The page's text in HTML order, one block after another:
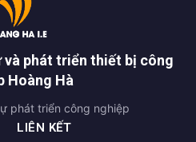
và phát triển thiết bị công
Hoàng Hà
phát triển công nghiệp
LIÊN KẾT